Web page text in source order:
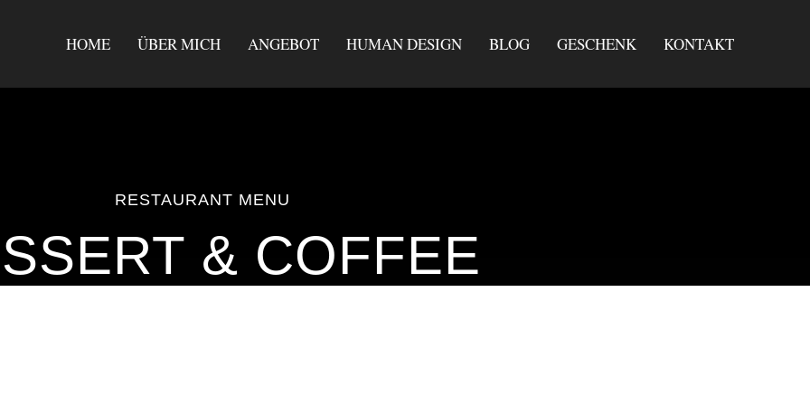
HOME ÜBER MICH ANGEBOT HUMAN DESIGN BLOG GESCHENK KONTAKT
RESTAURANT MENU
& COFFEE